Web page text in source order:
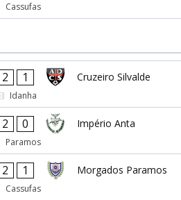
Cassufas
2 1 Cruzeiro Silvalde
Idanha
2 0 Império Anta
Paramos
2 1 Morgados Paramos
Cassufas